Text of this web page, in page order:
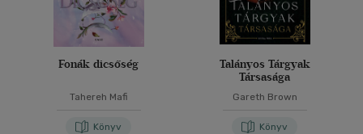
Fonák dicsőség
Tahereh Mafi
Könyv
Talányos Tárgyak
Társasága
Gareth Brown
Könyv